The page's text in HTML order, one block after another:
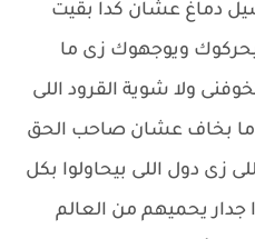
دماغ عشان كدا بقيت
ويوجهوك زى ما
ولا شوية القرود اللى
ما بخاف عشان صاحب الحق
زى دول اللى بيحاولوا بكل
يحميهم من العالم